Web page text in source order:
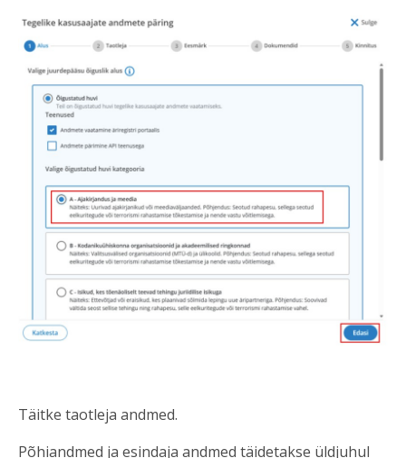
Täitke taotleja andmed.
Põhiandmed ja esindaja andmed täidetakse üldjuhul